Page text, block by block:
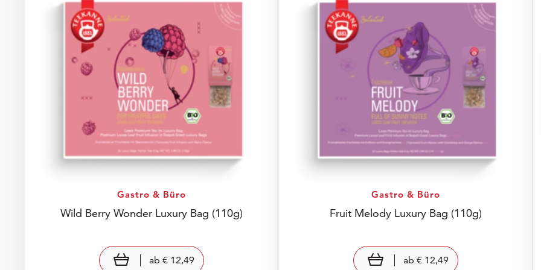
Gastro & Büro
Wild Berry Wonder Luxury Bag (110g)
view product
ab € 12,49
Gastro & Büro
Fruit Melody Luxury Bag (110g)
view product
ab € 12,49